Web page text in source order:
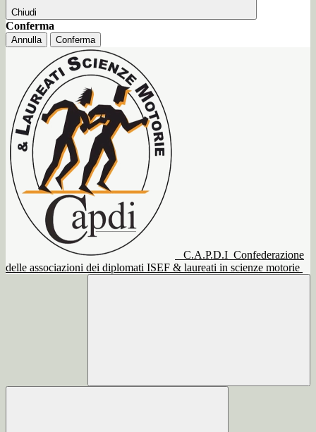
Chiudi
Conferma
Annulla Conferma
C.A.P.D.I Confederazione
delle associazioni dei diplomati ISEF & laureati in scienze motorie